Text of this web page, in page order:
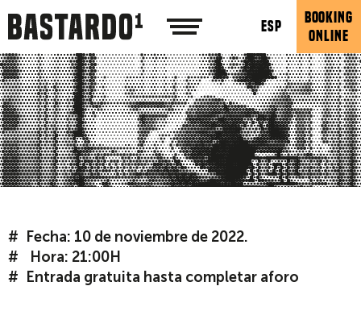
ESP
BOOKING
ONLINE
Fecha: 10 de noviembre de 2022.
Hora: 21:00H
Entrada gratuita hasta completar aforo